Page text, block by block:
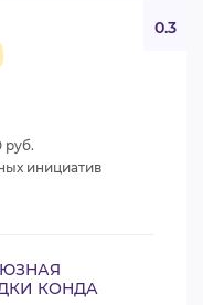
0.3
руб.
инициатив
КОНДА